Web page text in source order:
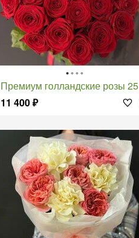
Премиум голландские розы 25 шт
11 400₽